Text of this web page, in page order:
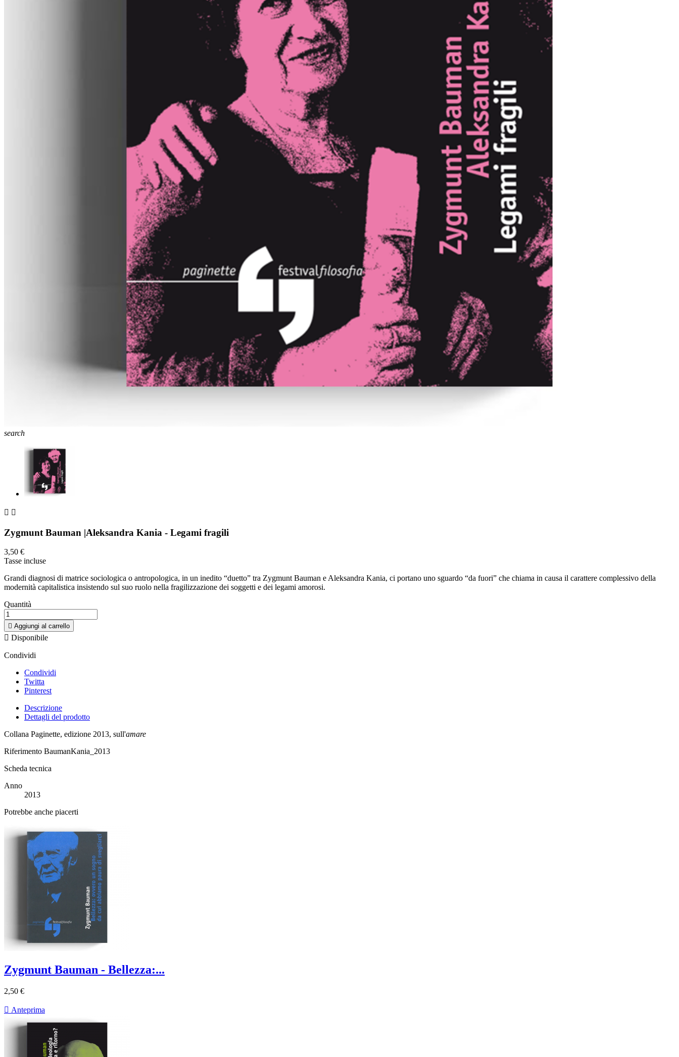
search
 
Zygmunt Bauman |Aleksandra Kania - Legami fragili
3,50 €
Tasse incluse
Grandi diagnosi di matrice sociologica o antropologica, in un inedito “duetto” tra Zygmunt Bauman e Aleksandra Kania, ci portano uno sguardo “da fuori” che chiama in causa il carattere complessivo della
modernità capitalistica insistendo sul suo ruolo nella fragilizzazione dei soggetti e dei legami amorosi.
Quantità
 Aggiungi al carrello
 Disponibile
Condividi
Condividi
Twitta
Pinterest
Descrizione
Dettagli del prodotto
Collana Paginette, edizione 2013, sull'amare
Riferimento BaumanKania_2013
Scheda tecnica
Anno
2013
Potrebbe anche piacerti
Zygmunt Bauman - Bellezza:...
2,50 €
 Anteprima